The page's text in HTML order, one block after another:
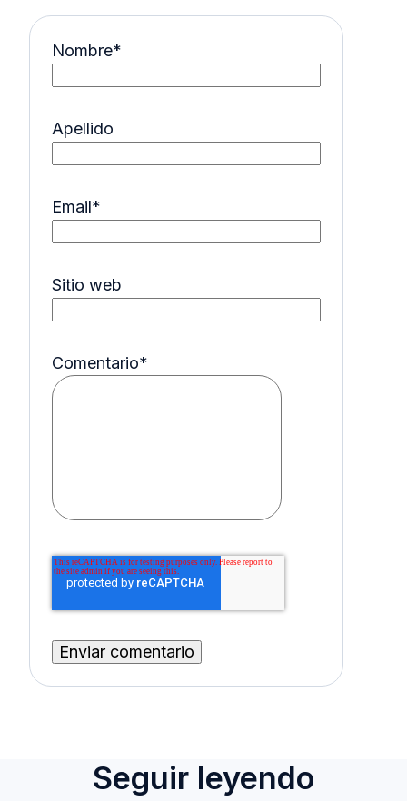
Nombre*
Apellido
Email*
Sitio web
Comentario*
Seguir leyendo